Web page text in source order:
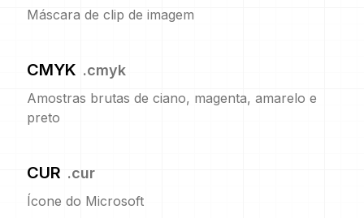
Máscara de clip de imagem
CMYK .cmyk
Amostras brutas de ciano, magenta, amarelo e
preto
CUR .cur
Ícone do Microsoft